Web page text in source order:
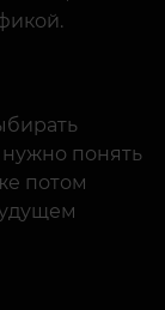
понять
потом